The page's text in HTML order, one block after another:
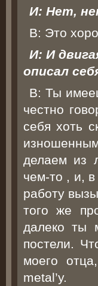
И: Нет,
В: Это
И: И
описал
В: Ты
честно
себя хоть
делаем из
чем-то , и,
работу
того же
далеко ты
постели.
моего
metal’у.